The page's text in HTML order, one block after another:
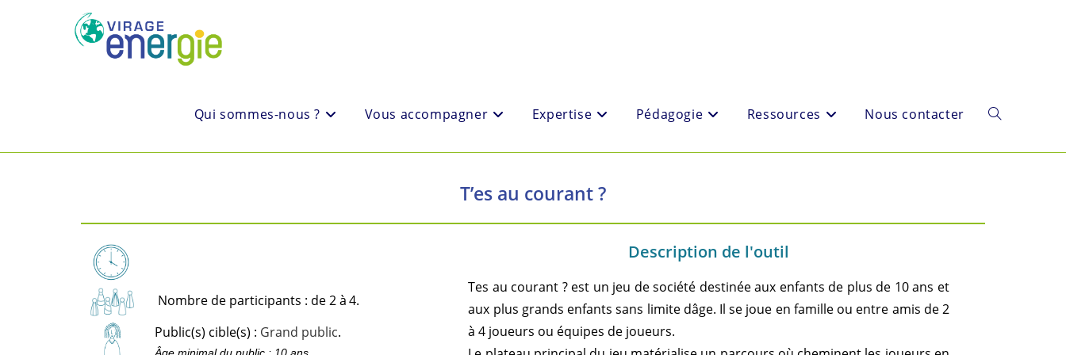
Qui sommes-nous ? Vous accompagner Expertise Pédagogie Ressources Nous contacter
T’es au courant ?
Nombre de participants : de 2 à4.
Public(s) cible(s) : Grand public.
Âge minimal du public : 10 ans.
Description de l'outil
Tes au courant ? est un jeu de société destinée aux enfants de plus de 10 ans et
aux plus grands enfants sans limite dâge. Il se joue en famille ou entre amis de 2
à 4 joueurs ou équipes de joueurs.